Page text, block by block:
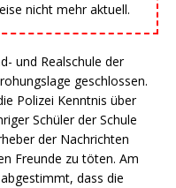
nicht mehr aktuell.
und Realschule der
geschlossen.
Polizei Kenntnis über
Schüler der Schule
der Nachrichten
Freunde zu töten. Am
dass die